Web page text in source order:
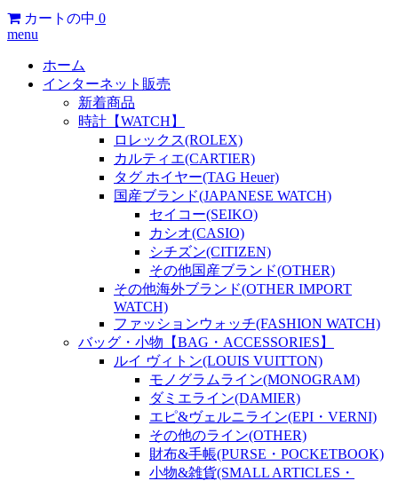
カートの中 0
menu
ホーム
インターネット販売
新着商品
時計【WATCH】
ロレックス(ROLEX)
カルティエ(CARTIER)
タグ ホイヤー(TAG Heuer)
国産ブランド(JAPANESE WATCH)
セイコー(SEIKO)
カシオ(CASIO)
シチズン(CITIZEN)
その他国産ブランド(OTHER)
その他海外ブランド(OTHER IMPORT
WATCH)
ファッションウォッチ(FASHION WATCH)
バッグ・小物【BAG・ACCESSORIES】
ルイ ヴィトン(LOUIS VUITTON)
モノグラムライン(MONOGRAM)
ダミエライン(DAMIER)
エピ&ヴェルニライン(EPI・VERNI)
その他のライン(OTHER)
財布&手帳(PURSE・POCKETBOOK)
小物&雑貨(SMALL ARTICLES・